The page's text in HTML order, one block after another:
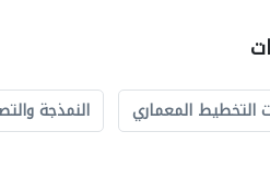
التخطيط المعماري النمذجة